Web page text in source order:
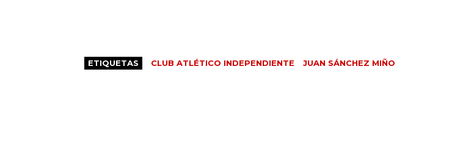
ETIQUETAS CLUB ATLÉTICO INDEPENDIENTE JUAN SÁNCHEZ MIÑO